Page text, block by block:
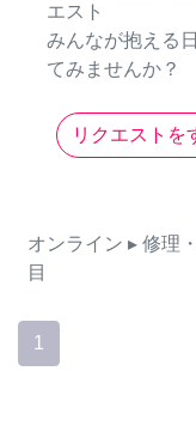
エスト
みんなが抱える
てみませんか？
リクエストを
オンライン ▸ 修理
目
1